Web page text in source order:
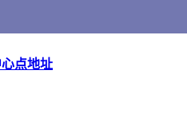
点地址